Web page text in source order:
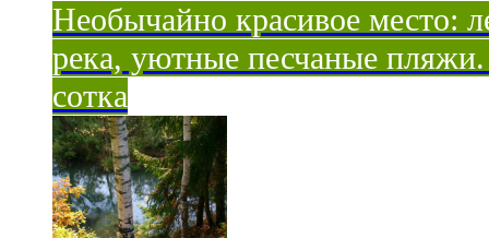
Необычайно красивое место:
река, уютные песчаные
сотка